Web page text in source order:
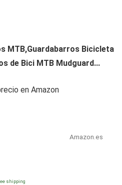
MTB,Guardabarros Bicicleta
de Bici MTB Mudguard...
en Amazon
Amazon.es
shipping